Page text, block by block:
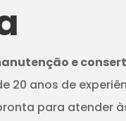
e
20 anos de
para atender